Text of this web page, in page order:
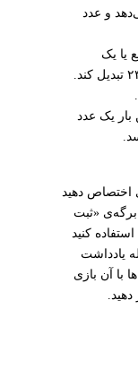
۵ تغییر می‌دهد و عدد
یا یک
تفریق عدد ۲۳۰۶ را به عدد ۲۳۵۶ تبدیل کند.
یک عدد
اختصاص دهید
برگه‌ی «ثبت
کنید
یادداشت
با آن بازی